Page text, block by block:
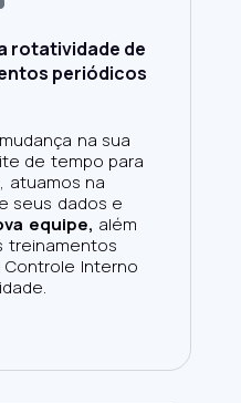
rotatividade de
periódicos
na sua
de tempo para
, atuamos na
seus dados e
equipe, além
treinamentos
Interno